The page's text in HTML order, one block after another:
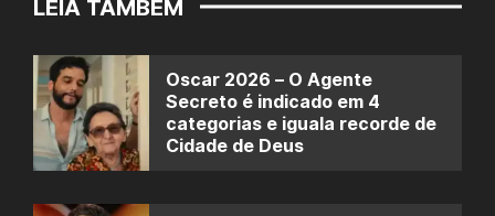
LEIA TAMBÉM
Oscar 2026 – O Agente
Secreto é indicado em 4
categorias e iguala recorde de
Cidade de Deus